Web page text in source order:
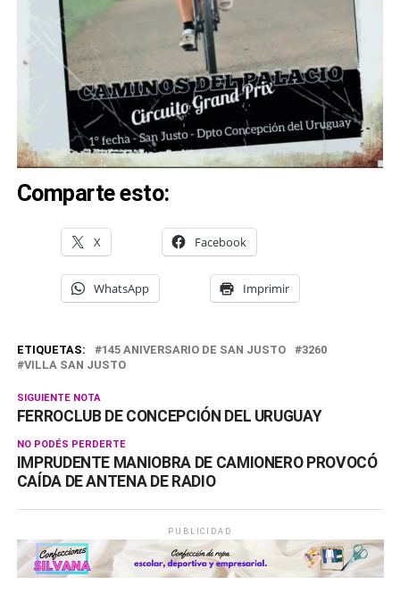
Comparte esto:
X Facebook
WhatsApp Imprimir
ETIQUETAS: 145 ANIVERSARIO DE SAN JUSTO
3260
VILLA SAN JUSTO
SIGUIENTE NOTA
FERROCLUB DE CONCEPCIÓN DEL URUGUAY
NO PODÉS PERDERTE
IMPRUDENTE MANIOBRA DE CAMIONERO PROVOCÓ
CAÍDA DE ANTENA DE RADIO
PUBLICIDAD